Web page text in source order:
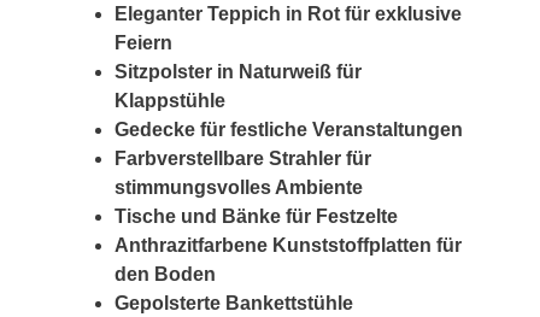
Eleganter Teppich in Rot für exklusive
Feiern
Sitzpolster in Naturweiß für
Klappstühle
Gedecke für festliche Veranstaltungen
Farbverstellbare Strahler für
stimmungsvolles Ambiente
Tische und Bänke für Festzelte
Anthrazitfarbene Kunststoffplatten für
den Boden
Gepolsterte Bankettstühle